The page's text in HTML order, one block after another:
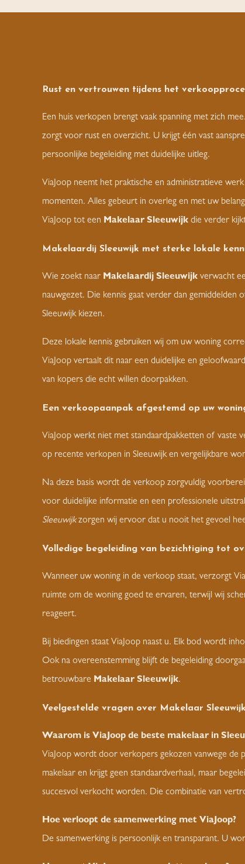
Rust en vertrouwen tijdens het
Een huis verkopen brengt vaak spanning met zich
zorgt voor rust en overzicht. U krijgt één vast
persoonlijke begeleiding met duidelijke uitleg.
ViaJoop neemt het praktische en administratieve
momenten. Alles gebeurt in overleg en met uw
ViaJoop tot een Makelaar Sleeuwijk die verder
Makelaardij Sleeuwijk met sterke lokale
Wie zoekt naar Makelaardij Sleeuwijk verwacht
nauwgezet. Die kennis gaat verder dan
Sleeuwijk kiezen.
Deze lokale kennis gebruiken wij om uw woning
ViaJoop vertaalt dit naar een duidelijke en
van kopers die echt willen doorpakken.
Een verkoopaanpak afgestemd op uw
ViaJoop werkt niet met standaardpakketten of vaste
op recente verkopen in Sleeuwijk en vergelijkbare
Na deze basis wordt de verkoop zorgvuldig
voor duidelijke informatie en een professionele
Sleeuwijkzorgen wij ervoor dat u nooit het gevoel
Volledige begeleiding van bezichtiging tot
Wanneer uw woning in de verkoop staat, verzorgt
ruimte om de woning goed te ervaren, terwijl wij
reageert.
Bij biedingen staat ViaJoop naast u. Elk bod wordt
Ook na overeenstemming blijft de begeleiding
betrouwbare Makelaar Sleeuwijk.
Veelgestelde vragen over Makelaar Sleeuwijk
Waarom is ViaJoop de beste makelaar in
ViaJoop wordt door verkopers gekozen vanwege de
makelaar en krijgt geen standaardverhaal, maar
succesvol verkocht worden. Die combinatie van
Hoe verloopt de samenwerking met ViaJoop?
De samenwerking is persoonlijk en transparant. U